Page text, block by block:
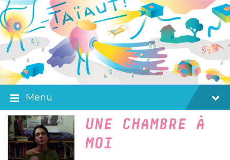
Skip
to
content
Skip
to
main
navigation
Skip
to
footer
Menu
UNE CHAMBRE À
MOI